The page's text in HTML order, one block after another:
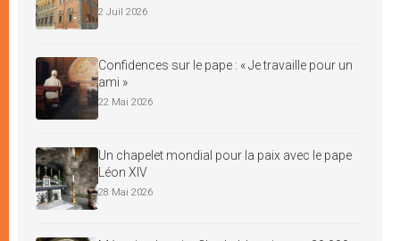
2 Juil 2026
Confidences sur le pape : « Je travaille pour un
ami »
22 Mai 2026
Un chapelet mondial pour la paix avec le pape
Léon XIV
28 Mai 2026